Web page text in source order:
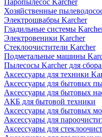
Паропылесос Karcher
Хозяйственные
Электрошвабры Karcher
Гладильные системы
Электровеники Karcher
Стеклоочистители Karcher
Подметальные машины
Пылесосы Karcher для
Аксессуары для техники
Аксессуары для бытовых
Аксессуары для бытовых
АКБ для бытовой техники
Аксессуары для бытовых
Аксессуары для
Аксессуары для